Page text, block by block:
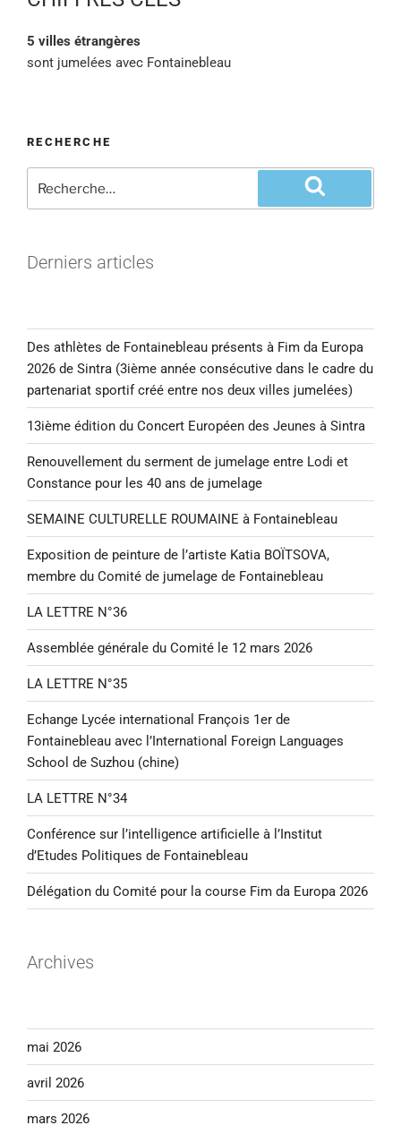
5 villes étrangères
sont jumelées avec Fontainebleau
RECHERCHE
Derniers articles
Des athlètes de Fontainebleau présents à Fim da Europa
2026 de Sintra (3ième année consécutive dans le cadre du
partenariat sportif créé entre nos deux villes jumelées)
13ième édition du Concert Européen des Jeunes à Sintra
Renouvellement du serment de jumelage entre Lodi et
Constance pour les 40 ans de jumelage
SEMAINE CULTURELLE ROUMAINE à Fontainebleau
Exposition de peinture de l’artiste Katia BOÏTSOVA,
membre du Comité de jumelage de Fontainebleau
LA LETTRE N°36
Assemblée générale du Comité le 12 mars 2026
LA LETTRE N°35
Echange Lycée international François 1er de
Fontainebleau avec l’International Foreign Languages
School de Suzhou (chine)
LA LETTRE N°34
Conférence sur l’intelligence artificielle à l’Institut
d’Etudes Politiques de Fontainebleau
Délégation du Comité pour la course Fim da Europa 2026
Archives
mai 2026
avril 2026
mars 2026